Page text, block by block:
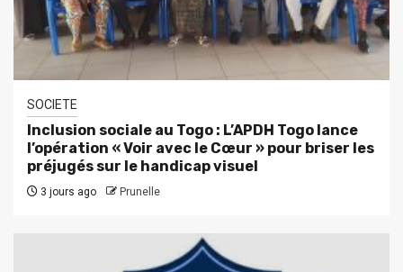
SOCIETE
Inclusion sociale au Togo : L’APDH Togo lance
l’opération « Voir avec le Cœur » pour briser les
préjugés sur le handicap visuel
3 jours ago Prunelle